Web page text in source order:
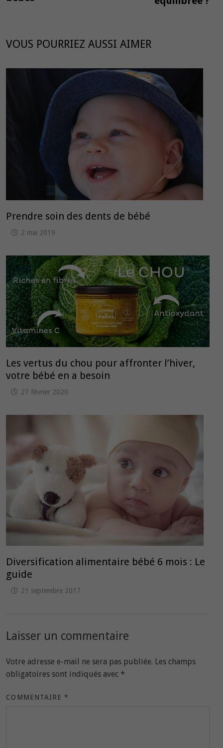
VOUS POURRIEZ AUSSI AIMER
Prendre soin des dents de bébé
2 mai 2019
Les vertus du chou pour affronter l’hiver,
votre bébé en a besoin
27 février 2020
Diversification alimentaire bébé 6 mois : Le
guide
21 septembre 2017
Laisser un commentaire
Votre adresse e-mail ne sera pas publiée. Les champs
obligatoires sont indiqués avec *
COMMENTAIRE*